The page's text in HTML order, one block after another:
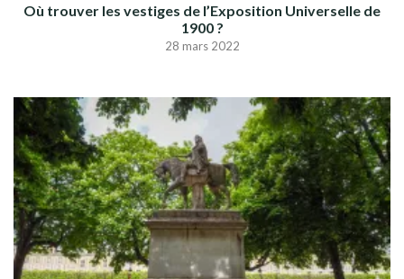
Où trouver les vestiges de l’Exposition Universelle de
1900 ?
28 mars 2022